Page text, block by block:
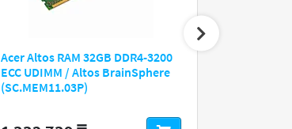
Acer Altos RAM 32GB DDR4-3200
ECC UDIMM / Altos BrainSphere
(SC.MEM11.03P)